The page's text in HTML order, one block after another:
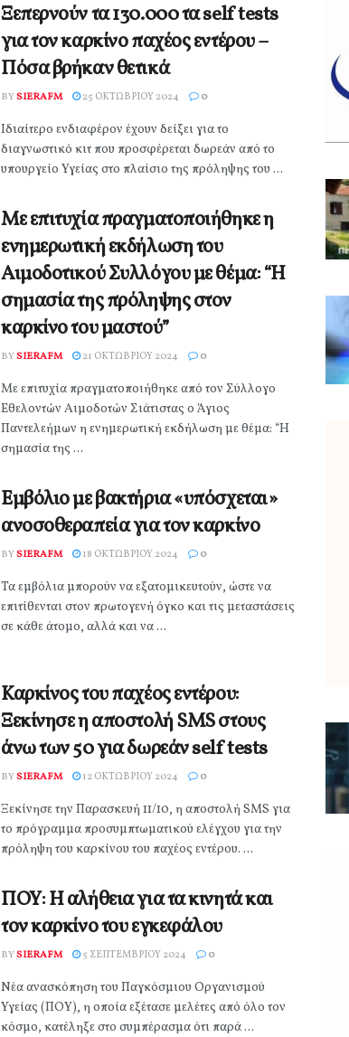
Ξεπερνούν τα 130.000 τα self tests
για τον καρκίνο παχέος εντέρου –
Πόσα βρήκαν θετικά
BYSIERAFM 25 ΟΚΤΩΒΡΊΟΥ 2024 0
Ιδιαίτερο ενδιαφέρον έχουν δείξει για το
διαγνωστικό κιτ που προσφέρεται δωρεάν από το
υπουργείο Υγείας στο πλαίσιο της πρόληψης του ...
Με επιτυχία πραγματοποιήθηκε η
ενημερωτική εκδήλωση του
Αιμοδοτικού Συλλόγου με θέμα: “Η
σημασία της πρόληψης στον
καρκίνο του μαστού”
BYSIERAFM 21 ΟΚΤΩΒΡΊΟΥ 2024 0
Με επιτυχία πραγματοποιήθηκε από τον Σύλλογο
Εθελοντών Αιμοδοτών Σιάτιστας ο Άγιος
Παντελεήμων η ενημερωτική εκδήλωση με θέμα: “Η
σημασία της ...
Εμβόλιο με βακτήρια «υπόσχεται»
ανοσοθεραπεία για τον καρκίνο
BYSIERAFM 18 ΟΚΤΩΒΡΊΟΥ 2024 0
Τα εμβόλια μπορούν να εξατομικευτούν, ώστε να
επιτίθενται στον πρωτογενή όγκο και τις μεταστάσεις
σε κάθε άτομο, αλλά και να ...
Καρκίνος του παχέος εντέρου:
Ξεκίνησε η αποστολή SMS στους
άνω των 50 για δωρεάν self tests
BYSIERAFM 12 ΟΚΤΩΒΡΊΟΥ 2024 0
Ξεκίνησε την Παρασκευή 11/10, η αποστολή SMS για
το πρόγραμμα προσυμπτωματικού ελέγχου για την
πρόληψη του καρκίνου του παχέος εντέρου. ...
ΠΟΥ: Η αλήθεια για τα κινητά και
τον καρκίνο του εγκεφάλου
BYSIERAFM 5 ΣΕΠΤΕΜΒΡΊΟΥ 2024 0
Νέα ανασκόπηση του Παγκόσμιου Οργανισμού
Υγείας (ΠΟΥ), η οποία εξέτασε μελέτες από όλο τον
κόσμο, κατέληξε στο συμπέρασμα ότι παρά ...